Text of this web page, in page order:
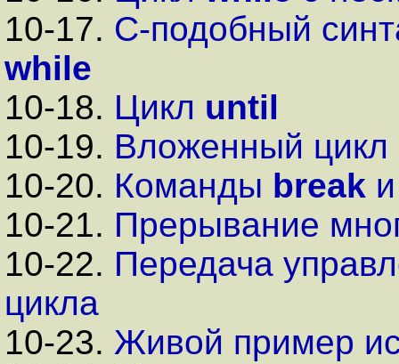
10-17. C-подобный
while
10-18. Цикл until
10-19. Вложенный цикл
10-20. Команды break
10-21. Прерывание
10-22. Передача
цикла
10-23. Живой пример